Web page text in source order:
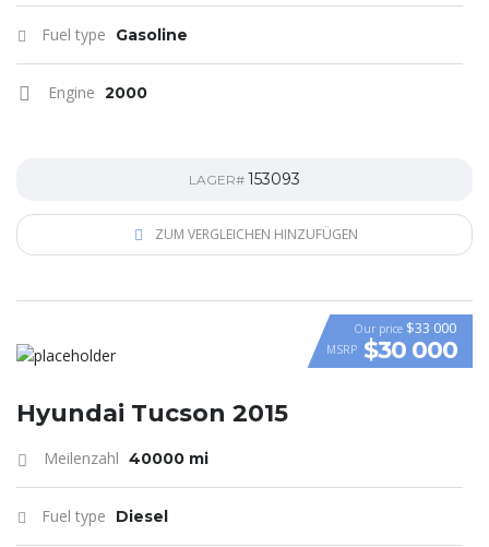
Fuel type Gasoline
Engine 2000
LAGER# 153093
ZUM VERGLEICHEN HINZUFÜGEN
VIDEO
Our price $33 000
MSRP $30 000
Hyundai Tucson 2015
Meilenzahl 40000 mi
Fuel type Diesel